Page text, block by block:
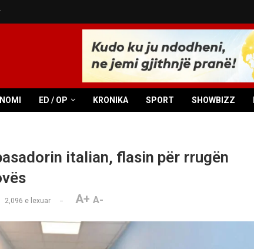
ED / OP KRONIKA SPORT SHOWBIZZ
italian, flasin për rrugën
2,096 e lexuar A+ A-